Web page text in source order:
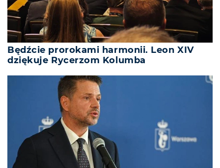
Będźcie prorokami harmonii. Leon XIV
dziękuje Rycerzom Kolumba